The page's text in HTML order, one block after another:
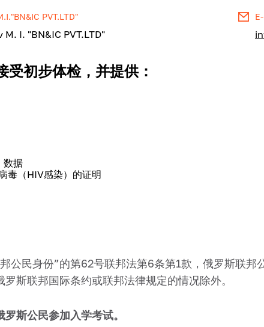
PVT.LTD"
I. "BN&IC PVT.LTD"
受初步体检，并提供：
数据
毒（HIV感染）的证明
公民身份”的第62号联邦法第6条第1款，俄罗斯联
斯联邦国际条约或联邦法律规定的情况除外。
斯公民参加入学考试。